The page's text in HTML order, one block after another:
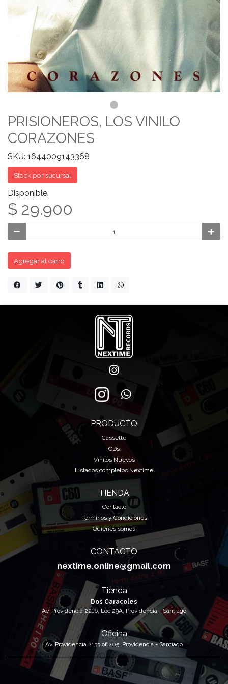
PRISIONEROS, LOS VINILO
CORAZONES
SKU: 1644009143368
Stock por sucursal
Disponible.
$ 29.900
Agregar al carro
PRODUCTO
Cassette
CDs
Vinilos Nuevos
Listados completos Nextime
TIENDA
Contacto
Términos y Condiciones
Quiénes somos
CONTACTO
nextime.online@gmail.com
Tienda
Dos Caracoles
Av. Providencia 2216, Loc 29A, Providencia - Santiago
Oficina
Av. Providencia 2133 of 205, Providencia - Santiago